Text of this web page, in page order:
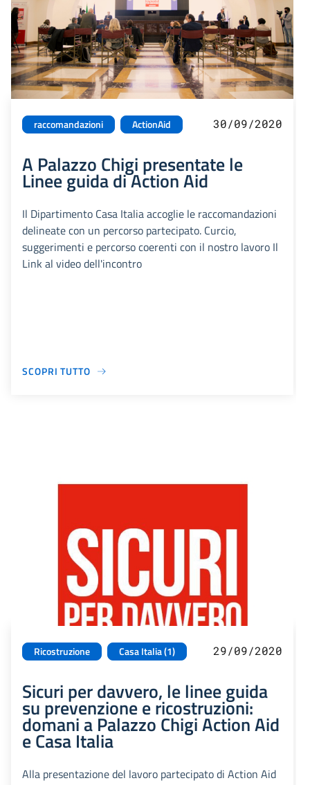
raccomandazioni ActionAid 30/09/2020
A Palazzo Chigi presentate le
Linee guida di Action Aid
Il Dipartimento Casa Italia accoglie le raccomandazioni
delineate con un percorso partecipato. Curcio,
suggerimenti e percorso coerenti con il nostro lavoro Il
Link al video dell'incontro
SCOPRI TUTTO
Ricostruzione Casa Italia (1) 29/09/2020
Sicuri per davvero, le linee guida
su prevenzione e ricostruzioni:
domani a Palazzo Chigi Action Aid
e Casa Italia
Alla presentazione del lavoro partecipato di Action Aid